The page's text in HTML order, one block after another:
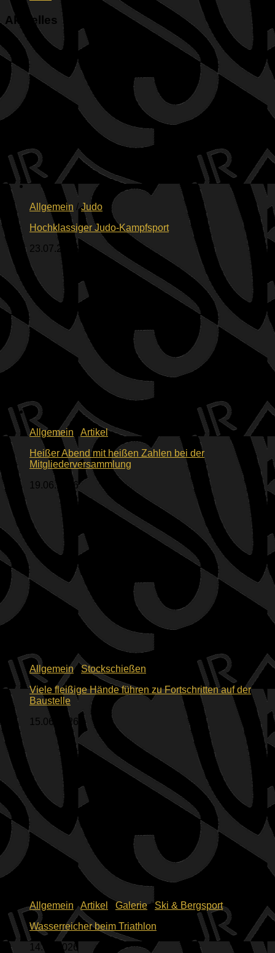
Aktuelles
Allgemein /Judo
Hochklassiger Judo-Kampfsport
23.07.2026
Allgemein
Artikel
Heißer Abend mit heißen Zahlen bei der
Mitgliederversammlung
19.06.2026
Allgemein/ Stockschießen
Viele fleißige Hände führen zu Fortschritten auf der
Baustelle
15.06.2026
Allgemein /Artikel Galerie/Ski & Bergsport
Wasserreicher beim Triathlon
14.06.2026